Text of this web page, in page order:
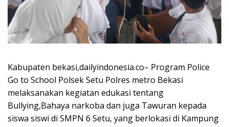
Kabupaten bekasi,dailyindonesia.co– Program Police
Go to School Polsek Setu Polres metro Bekasi
melaksanakan kegiatan edukasi tentang
Bullying,Bahaya narkoba dan juga Tawuran kepada
siswa siswi di SMPN 6 Setu, yang berlokasi di Kampung